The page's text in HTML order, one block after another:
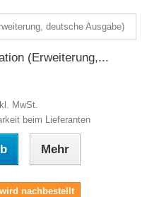
(Erweiterung,...
MwSt.
beim Lieferanten
Mehr
nachbestellt